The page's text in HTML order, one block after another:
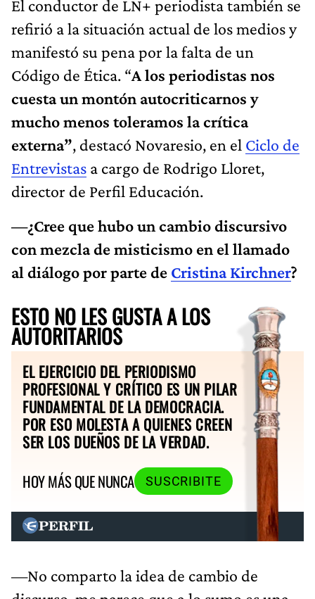
El conductor de LN+ periodista también se
refirió a la situación actual de los medios y
manifestó su pena por la falta de un
Código de Ética. “A los periodistas nos
cuesta un montón autocriticarnos y
mucho menos toleramos la crítica
externa”, destacó Novaresio, en el Ciclo de
Entrevistas a cargo de Rodrigo Lloret,
director de Perfil Educación.
—¿Cree que hubo un cambio discursivo
con mezcla de misticismo en el llamado
al diálogo por parte de Cristina Kirchner?
ESTO NO LES GUSTA A LOS
AUTORITARIOS
EL EJERCICIO DEL PERIODISMO
PROFESIONAL Y CRÍTICO ES UN PILAR
FUNDAMENTAL DE LA DEMOCRACIA.
POR ESO MOLESTA A QUIENES CREEN
SER LOS DUEÑOS DE LA VERDAD.
HOY MÁS QUE NUNCA
SUSCRIBITE
—No comparto la idea de cambio de